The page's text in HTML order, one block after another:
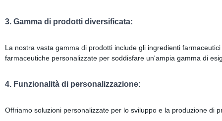
3. Gamma di prodotti diversificata:
La nostra vasta gamma di prodotti include gli ingredienti
farmaceutiche personalizzate per soddisfare un'ampia gamma di
4. Funzionalità di personalizzazione:
Offriamo soluzioni personalizzate per lo sviluppo e la produzione di